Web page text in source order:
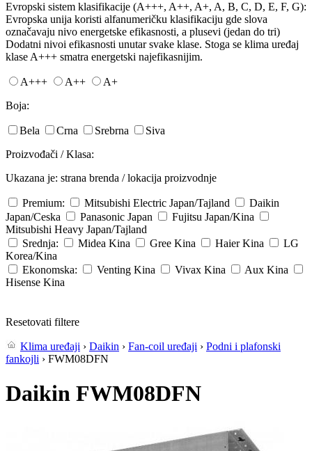
Evropski sistem klasifikacije (A+++, A++, A+, A, B, C, D, E, F, G):
Evropska unija koristi alfanumeričku klasifikaciju gde slova
označavaju nivo energetske efikasnosti, a plusevi (jedan do tri)
Dodatni nivoi efikasnosti unutar svake klase. Stoga se klima uređaj
klase A+++ smatra energetski najefikasnijim.
A+++ A++
A+
Boja:
Bela Crna Srebrna
Siva
Proizvođači / Klasa:
Ukazana je: strana brenda / lokacija proizvodnje
Premium: Mitsubishi Electric Japan/Tajland
Daikin
Japan/Ceska
Panasonic Japan Fujitsu Japan/Kina
Mitsubishi Heavy Japan/Tajland
Srednja:
Midea Kina Gree Kina Haier Kina
LG
Korea/Kina
Ekonomska:
Venting Kina Vivax Kina Aux Kina
Hisense Kina
Resetovati filtere
Klima uređaji › Daikin › Fan-coil uređaji › Podni i plafonski
fankojli › FWM08DFN
Daikin FWM08DFN